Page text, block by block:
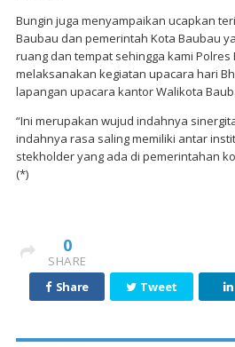
Bungin juga menyampaikan ucapkan
Baubau dan pemerintah Kota Baubau
ruang dan tempat sehingga kami
melaksanakan kegiatan upacara hari
lapangan upacara kantor Walikota
“Ini merupakan wujud indahnya
indahnya rasa saling memiliki antar
stekholder yang ada di pemerintahan
(*)
0
SHARE
Share
Tweet